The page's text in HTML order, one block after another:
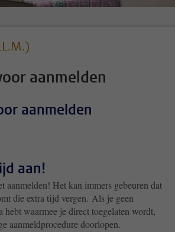
aanmelden
aanmelden
aan!
aanmelden! Het kan immers gebeuren dat
die extra tijd vergen. Als je geen
hebt waarmee je direct toegelaten wordt,
aanmeldprocedure doorlopen.